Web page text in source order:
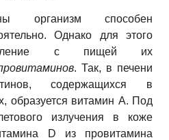
организм способен
Однако для этого
с пищей их
. Так, в печени
содержащихся в
образуется витамин А. Под
излучения в коже
D из провитамина